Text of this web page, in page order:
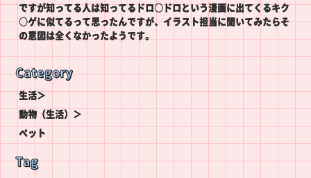
ですが知ってる人は知ってるドロ○ドロという漫画に出てくるキク
○ゲに似てるって思ったんですが、イラスト担当に聞いてみたらそ
の意図は全くなかったようです。
Category
生活＞
動物（生活）＞
ペット
Tag